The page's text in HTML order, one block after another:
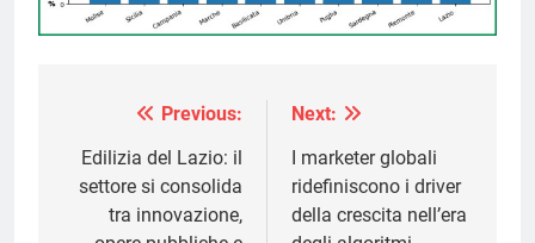
Navigazione
articoli
Previous:
Edilizia del Lazio: il
settore si consolida
tra innovazione,
Next:
I marketer globali
ridefiniscono i driver
della crescita nell’era